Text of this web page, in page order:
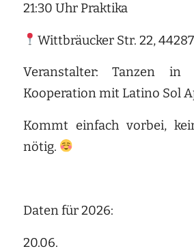
21:30 Uhr Praktika
Wittbräucker Str. 22,
Veranstalter: Tanzen
Kooperation mit Latino Sol
Kommt einfach vorbei,
nötig.
Daten für 2026:
20.06.